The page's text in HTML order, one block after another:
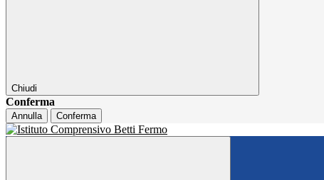
Chiudi
Conferma
Annulla Conferma